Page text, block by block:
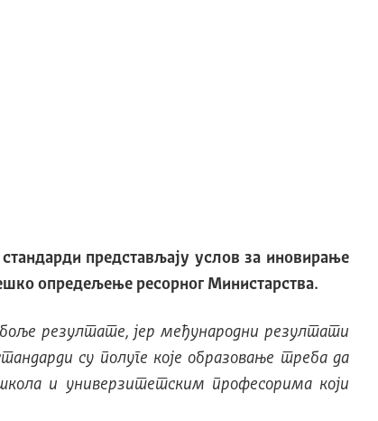
представљају услов за иновирање
опредељење ресорног Министарства.
резултате, јер међународни резултати
су полуге које образовање треба да
и универзитетским професорима који